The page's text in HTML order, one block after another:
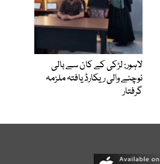
لاہور: لڑکی کے کان سے بالی
نوچنے والی ریکارڈ یافتہ ملزمہ
گرفتار